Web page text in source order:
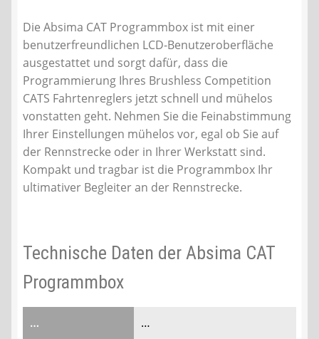
Die Absima CAT Programmbox ist mit einer
benutzerfreundlichen LCD-Benutzeroberfläche
ausgestattet und sorgt dafür, dass die
Programmierung Ihres Brushless Competition
CATS Fahrtenreglers jetzt schnell und mühelos
vonstatten geht. Nehmen Sie die Feinabstimmung
Ihrer Einstellungen mühelos vor, egal ob Sie auf
der Rennstrecke oder in Ihrer Werkstatt sind.
Kompakt und tragbar ist die Programmbox Ihr
ultimativer Begleiter an der Rennstrecke.
Technische Daten der Absima CAT
Programmbox
… …